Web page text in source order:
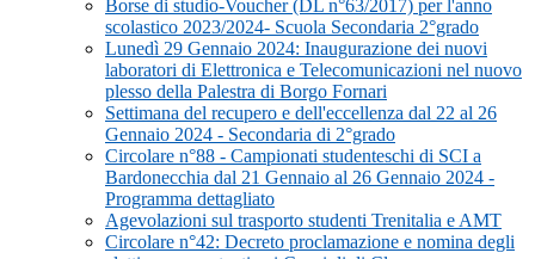
Borse di studio-Voucher (DL n°63/2017) per l'anno
scolastico 2023/2024- Scuola Secondaria 2°grado
Lunedì 29 Gennaio 2024: Inaugurazione dei nuovi
laboratori di Elettronica e Telecomunicazioni nel nuovo
plesso della Palestra di Borgo Fornari
Settimana del recupero e dell'eccellenza dal 22 al 26
Gennaio 2024 - Secondaria di 2°grado
Circolare n°88 - Campionati studenteschi di SCI a
Bardonecchia dal 21 Gennaio al 26 Gennaio 2024 -
Programma dettagliato
Agevolazioni sul trasporto studenti Trenitalia e AMT
Circolare n°42: Decreto proclamazione e nomina degli